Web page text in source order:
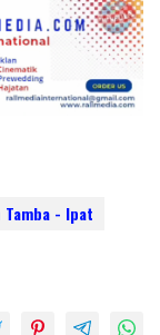
Tamba - Ipat